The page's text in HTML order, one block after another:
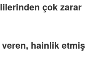
çok zarar
hainlik etmiş